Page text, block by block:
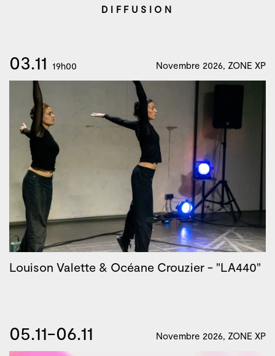
DIFFUSION
03.11 19h00 Novembre 2026, ZONE XP
Louison Valette & Océane Crouzier - "LA440"
05.11-06.11 Novembre 2026, ZONE XP